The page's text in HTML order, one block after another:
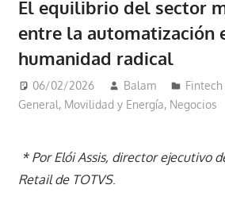
El equilibrio del sector
entre la automatización
humanidad radical
06/02/2026 Balam
General, Movilidad y Energía, Negocios
* Por Elói Assis, director ejecutivo
Retail de TOTVS.